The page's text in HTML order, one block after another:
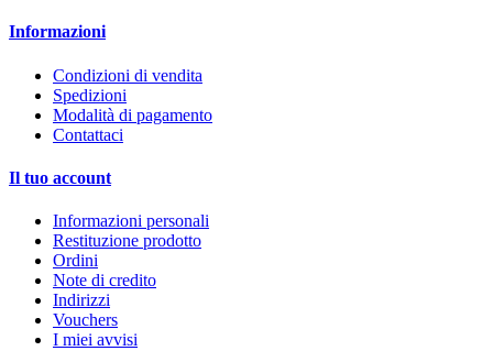
Informazioni
Condizioni di vendita
Spedizioni
Modalità di pagamento
Contattaci
Il tuo account
Informazioni personali
Restituzione prodotto
Ordini
Note di credito
Indirizzi
Vouchers
I miei avvisi